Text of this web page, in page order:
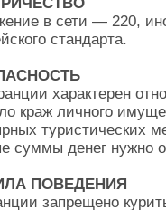
в сети — 220,
стандарта.
характерен
краж личного
туристических
суммы денег нужно
ПОВЕДЕНИЯ
запрещено